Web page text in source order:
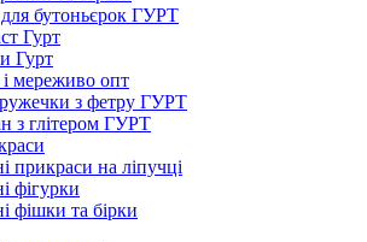
бутоньєрок ГУРТ
Гурт
Гурт
мереживо опт
з фетру ГУРТ
з глітером ГУРТ
прикраси на ліпучці
фігурки
фішки та бірки